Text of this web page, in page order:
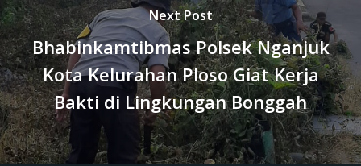
Next Post
Bhabinkamtibmas Polsek Nganjuk
Kota Kelurahan Ploso Giat Kerja
Bakti di Lingkungan Bonggah